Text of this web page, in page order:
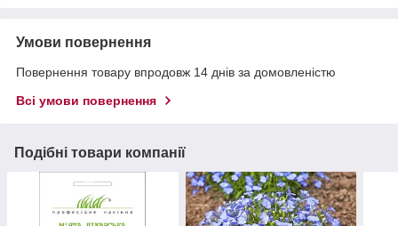
Умови повернення
Повернення товару впродовж 14 днів за домовленістю
Всі умови повернення
Подібні товари компанії